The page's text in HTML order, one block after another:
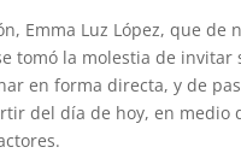
Emma Luz López, que de
tomó la molestia de invitar
en forma directa, y de
del día de hoy, en medio